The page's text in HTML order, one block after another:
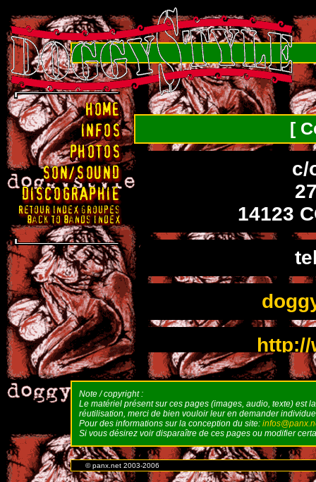
[
c/
14123
[Home] [
Note / copyright :
Le matériel présent sur ces pages (images, audio, texte) est
réutilisation, merci de bien vouloir leur en demander
Pour des informations sur la conception du site:
Si vous désirez voir disparaître de ces pages ou modifier
© panx.net 2003-2006